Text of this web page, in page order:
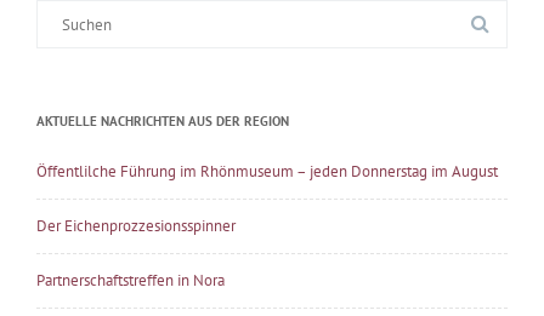
AKTUELLE NACHRICHTEN AUS DER REGION
Öffentlilche Führung im Rhönmuseum – jeden Donnerstag im August
Der Eichenprozzesionsspinner
Partnerschaftstreffen in Nora